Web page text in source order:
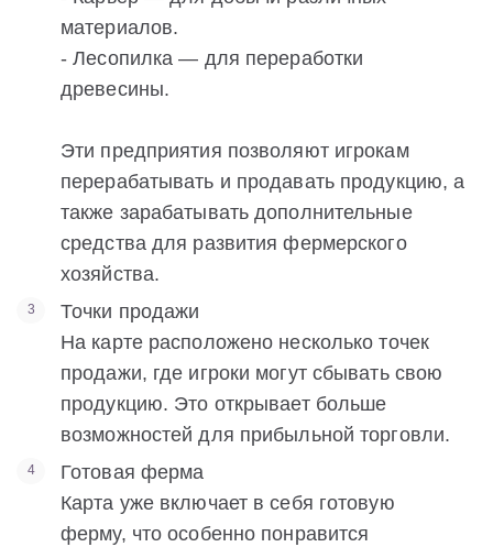
материалов.
- Лесопилка — для переработки
древесины.
Эти предприятия позволяют игрокам
перерабатывать и продавать продукцию, а
также зарабатывать дополнительные
средства для развития фермерского
хозяйства.
Точки продажи
На карте расположено несколько точек
продажи, где игроки могут сбывать свою
продукцию. Это открывает больше
возможностей для прибыльной торговли.
Готовая ферма
Карта уже включает в себя готовую
ферму, что особенно понравится